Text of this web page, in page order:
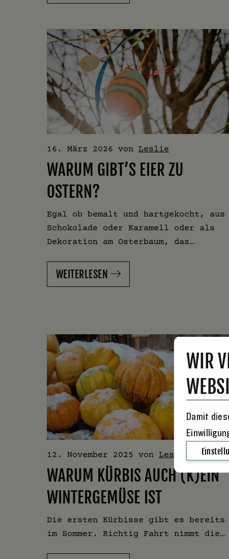
16. März 2026 von Leslie
WARUM GIBT’S EIER ZU
OSTERN?
Egal ob bemalt und hartgekocht, aus
Schokolade oder Karamell oder als
Dekoration am Osterbaum, das…
WEITERLESEN
12. November 2025 von Leslie
WARUM KÜRBIS AUCH (K)EIN
WINTERGEMÜSE IST
Die ersten Kürbisse gibt es bereits
im Sommer. Richtig Fahrt nimmt die…
WIR
Damit